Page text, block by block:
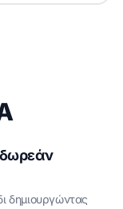
δημιουργώντας